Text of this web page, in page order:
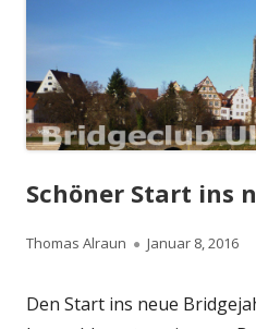
Schöner Start ins
Autor
Thomas Alraun
Veröffentlicht
Januar 8, 2016
Den Start ins neue